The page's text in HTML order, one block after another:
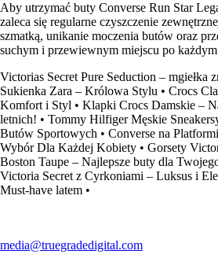
Aby utrzymać buty Converse Run Star
zaleca się regularne czyszczenie
szmatką, unikanie moczenia butów oraz
suchym i przewiewnym miejscu po
Victorias Secret Pure Seduction – mgiełka
Sukienka Zara – Królowa Stylu • Crocs
Komfort i Styl • Klapki Crocs Damskie –
letnich! • Tommy Hilfiger Męskie
Butów Sportowych • Converse na
Wybór Dla Każdej Kobiety • Gorsety
Boston Taupe – Najlepsze buty dla
Victoria Secret z Cyrkoniami – Luksus i
Must-have latem •
media@truegradedigital.com